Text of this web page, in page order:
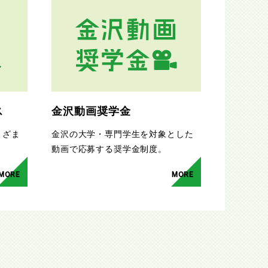
ま
金沢動画奨学金
金沢の大学・専門学生を対象とした
動画で応募する奨学金制度。
MORE